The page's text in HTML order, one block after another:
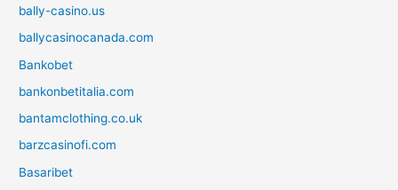
bally-casino.us
ballycasinocanada.com
Bankobet
bankonbetitalia.com
bantamclothing.co.uk
barzcasinofi.com
Basaribet